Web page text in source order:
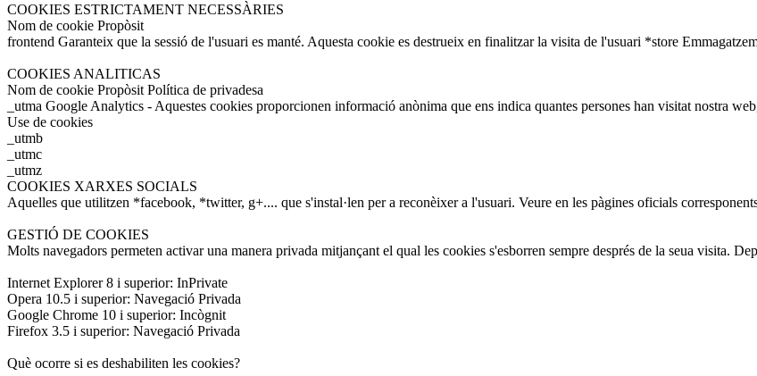
COOKIES ESTRICTAMENT NECESSÀRIES
Nom de cookie Propòsit
frontend Garanteix que la sessió de l'usuari es manté. Aquesta cookie es destrueix en finalitzar la visita de l'usuari *store
COOKIES ANALITICAS
Nom de cookie Propòsit Política de privadesa
_utma Google Analytics - Aquestes cookies proporcionen informació anònima que ens indica quantes persones han visitat nostra
Use de cookies
_utmb
_utmc
_utmz
COOKIES XARXES SOCIALS
Aquelles que utilitzen *facebook, *twitter, g+.... que s'instal·len per a reconèixer a l'usuari. Veure en les pàgines oficials
GESTIÓ DE COOKIES
Molts navegadors permeten activar una manera privada mitjançant el qual les cookies s'esborren sempre després de la seua visita.
Internet Explorer 8 i superior: InPrivate
Opera 10.5 i superior: Navegació Privada
Google Chrome 10 i superior: Incògnit
Firefox 3.5 i superior: Navegació Privada
Què ocorre si es deshabiliten les cookies?